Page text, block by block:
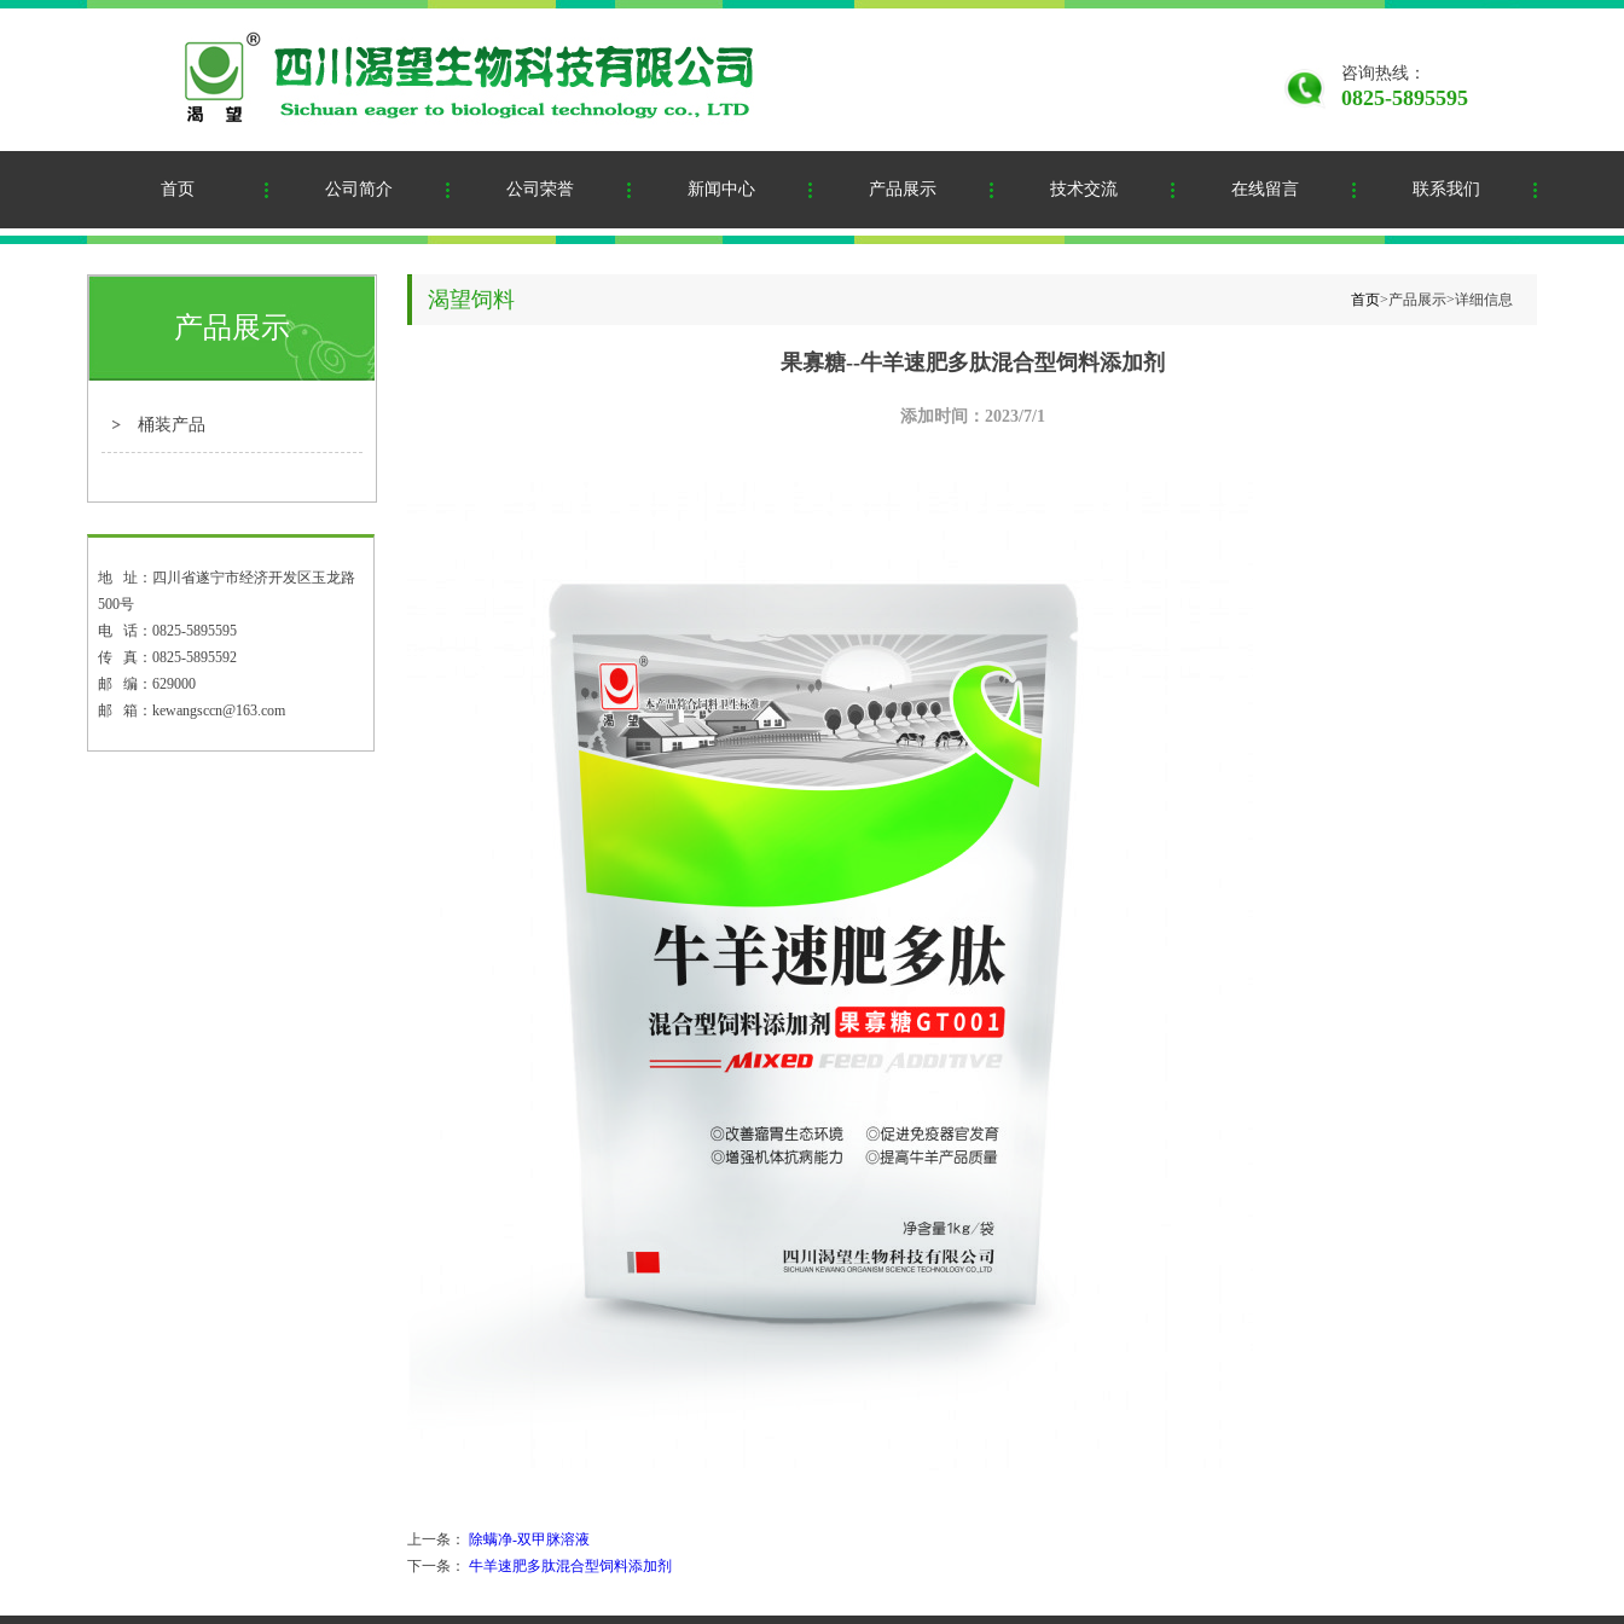
咨询热线：
0825-5895595
首页 公司简介 公司荣誉 新闻中心 产品展示 技术交流 在线留言 联系我们
产品展示
桶装产品
地 址：四川省遂宁市经济开发区玉龙路
500号
电 话：0825-5895595
传 真：0825-5895592
邮 编：629000
邮 箱：kewangsccn@163.com
渴望饲料 首页>产品展示>详细信息
果寡糖--牛羊速肥多肽混合型饲料添加剂
添加时间：2023/7/1
上一条： 除螨净-双甲脒溶液
下一条： 牛羊速肥多肽混合型饲料添加剂